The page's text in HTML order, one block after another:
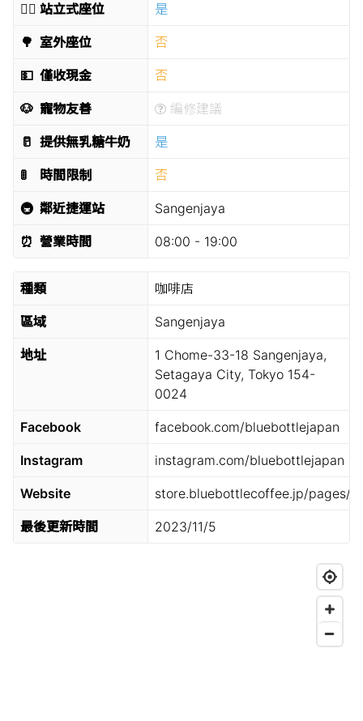
🧍‍♂️ 站立式座位 是
🌳 室外座位 否
💵 僅收現金 否
🐶 寵物友善 編修建議
🥛 提供無乳糖牛奶 是
🚦 時間限制 否
🚇 鄰近捷運站 Sangenjaya
⏰ 營業時間 08:00 - 19:00
種類 咖啡店
區域 Sangenjaya
地址
1 Chome-33-18 Sangenjaya,
Setagaya City, Tokyo 154-
0024
Facebook facebook.com/bluebottlejapan
Instagram instagram.com/bluebottlejapan
Website store.bluebottlecoffee.jp/pages/
最後更新時間 2023/11/5